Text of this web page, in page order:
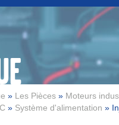
» Les Pièces» Moteurs
» Système d'alimentation »